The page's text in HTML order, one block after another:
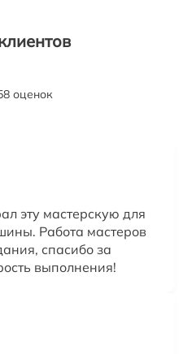
оценок
эту мастерскую для
Работа мастеров
спасибо за
выполнения!